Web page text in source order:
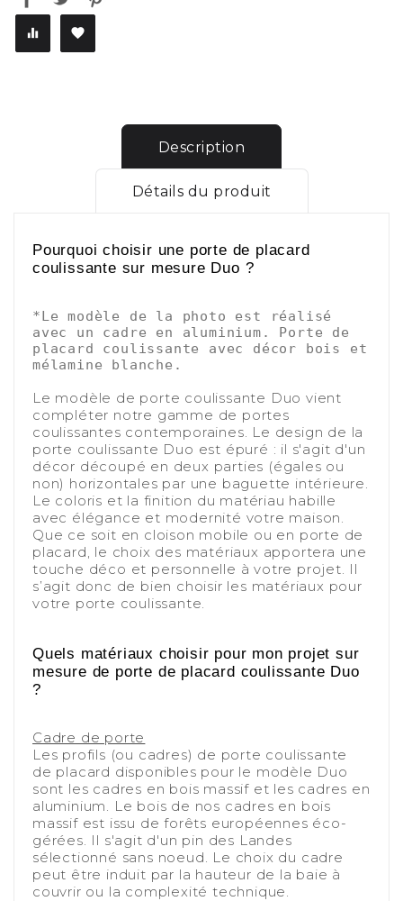
 
Description
Détails du produit
Pourquoi choisir une porte de placard
coulissante sur mesure Duo ?
*Le modèle de la photo est réalisé
avec un cadre en aluminium. Porte de
placard coulissante avec décor bois et
mélamine blanche.
Le modèle de porte coulissante Duo vient
compléter notre gamme de portes
coulissantes contemporaines. Le design de la
porte coulissante Duo est épuré : il s'agit d'un
décor découpé en deux parties (égales ou
non) horizontales par une baguette intérieure.
Le coloris et la finition du matériau habille
avec élégance et modernité votre maison.
Que ce soit en cloison mobile ou en porte de
placard, le choix des matériaux apportera une
touche déco et personnelle à votre projet. Il
s’agit donc de bien choisir les matériaux pour
votre porte coulissante.
Quels matériaux choisir pour mon projet sur
mesure de porte de placard coulissante Duo
?
Cadre de porte
Les profils (ou cadres) de porte coulissante
de placard disponibles pour le modèle Duo
sont les cadres en bois massif et les cadres en
aluminium. Le bois de nos cadres en bois
massif est issu de forêts européennes éco-
gérées. Il s'agit d'un pin des Landes
sélectionné sans noeud. Le choix du cadre
peut être induit par la hauteur de la baie à
couvrir ou la complexité technique.